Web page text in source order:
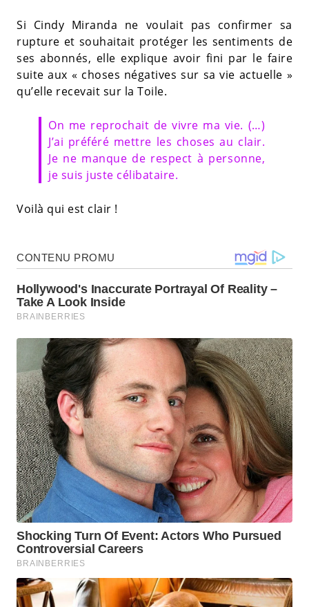
Si Cindy Miranda ne voulait pas confirmer sa
rupture et souhaitait protéger les sentiments de
ses abonnés, elle explique avoir fini par le faire
suite aux « choses négatives sur sa vie actuelle »
qu’elle recevait sur la Toile.
On me reprochait de vivre ma vie. (…)
J’ai préféré mettre les choses au clair.
Je ne manque de respect à personne,
je suis juste célibataire.
Voilà qui est clair !